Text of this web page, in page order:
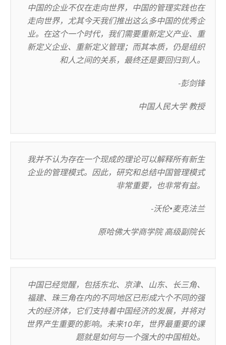
中国的企业不仅在走向世界，中国的管理实践也在
走向世界，尤其今天我们推出这么多中国的优秀企
业。在这个一个时代，我们需要重新定义产业、重
新定义企业、重新定义管理；而其本质，仍是组织
和人之间的关系，最终还是要回归到人。
-彭剑锋
中国人民大学 教授
我并不认为存在一个现成的理论可以解释所有新生
企业的管理模式。因此，研究和总结中国管理模式
非常重要，也非常有益。
-沃伦•麦克法兰
原哈佛大学商学院 高级副院长
中国已经觉醒，包括东北、京津、山东、长三角、
福建、珠三角在内的不同地区已形成六个不同的强
大的经济体，它们支持着中国经济的发展，并将对
世界产生重要的影响。未来10年，世界最重要的课
题就是如何与一个强大的中国相处。